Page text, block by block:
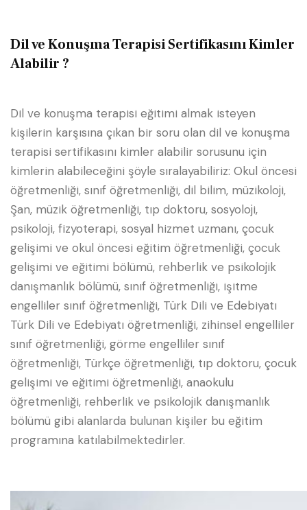
Dil ve Konuşma Terapisi Sertifikasını Kimler
Alabilir ?
Dil ve konuşma terapisi eğitimi almak isteyen
kişilerin karşısına çıkan bir soru olan dil ve konuşma
terapisi sertifikasını kimler alabilir sorusunu için
kimlerin alabileceğini şöyle sıralayabiliriz: Okul öncesi
öğretmenliği, sınıf öğretmenliği, dil bilim, müzikoloji,
Şan, müzik öğretmenliği, tıp doktoru, sosyoloji,
psikoloji, fizyoterapi, sosyal hizmet uzmanı, çocuk
gelişimi ve okul öncesi eğitim öğretmenliği, çocuk
gelişimi ve eğitimi bölümü, rehberlik ve psikolojik
danışmanlık bölümü, sınıf öğretmenliği, işitme
engelliler sınıf öğretmenliği, Türk Dili ve Edebiyatı
Türk Dili ve Edebiyatı öğretmenliği, zihinsel engelliler
sınıf öğretmenliği, görme engelliler sınıf
öğretmenliği, Türkçe öğretmenliği, tıp doktoru, çocuk
gelişimi ve eğitimi öğretmenliği, anaokulu
öğretmenliği, rehberlik ve psikolojik danışmanlık
bölümü gibi alanlarda bulunan kişiler bu eğitim
programına katılabilmektedirler.